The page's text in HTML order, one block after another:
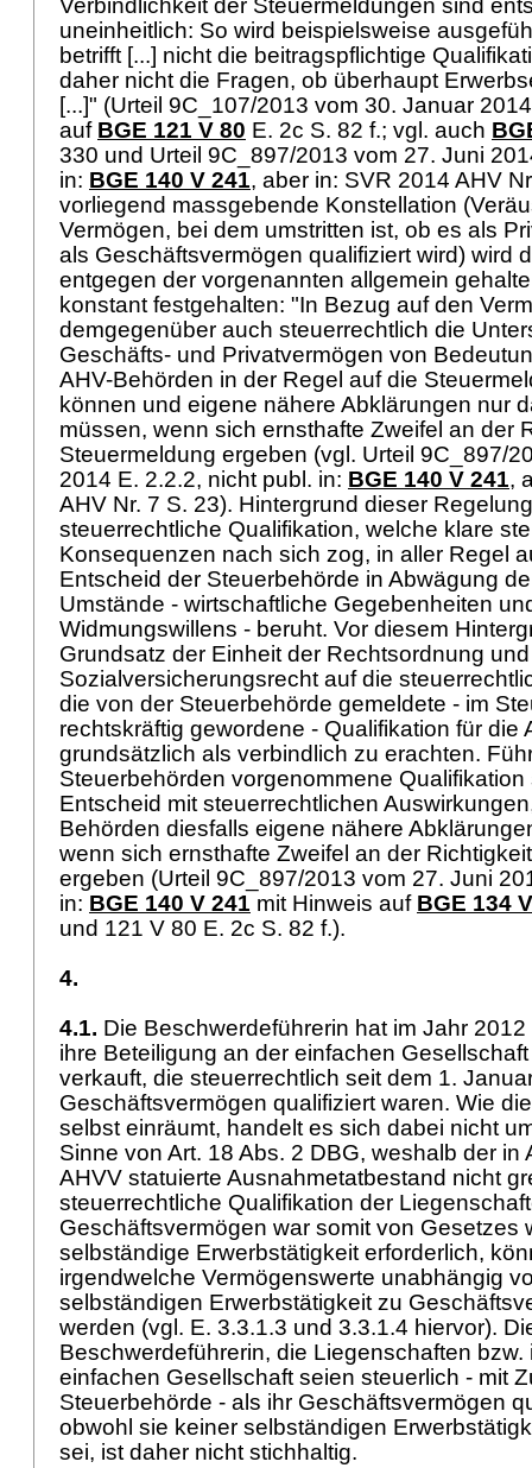
Verbindlichkeit der Steuermeldungen sind
uneinheitlich: So wird beispielsweise
betrifft [...] nicht die beitragspflichtige
daher nicht die Fragen, ob überhaupt
[...]" (Urteil 9C_107/2013 vom 30. Januar
auf BGE 121 V 80 E. 2c S. 82 f.; vgl. auch
330 und Urteil 9C_897/2013 vom 27. Juni
in: BGE 140 V 241, aber in: SVR 2014 AHV
vorliegend massgebende Konstellation
Vermögen, bei dem umstritten ist, ob es als
als Geschäftsvermögen qualifiziert wird) wird
entgegen der vorgenannten allgemein
konstant festgehalten: "In Bezug auf den
demgegenüber auch steuerrechtlich die
Geschäfts- und Privatvermögen von
AHV-Behörden in der Regel auf die
können und eigene nähere Abklärungen nur
müssen, wenn sich ernsthafte Zweifel an der
Steuermeldung ergeben (vgl. Urteil 9C_897/
2014 E. 2.2.2, nicht publ. in: BGE 140 V 241,
AHV Nr. 7 S. 23). Hintergrund dieser
steuerrechtliche Qualifikation, welche klare
Konsequenzen nach sich zog, in aller Regel
Entscheid der Steuerbehörde in Abwägung
Umstände - wirtschaftliche Gegebenheiten
Widmungswillens - beruht. Vor diesem
Grundsatz der Einheit der Rechtsordnung
Sozialversicherungsrecht auf die
die von der Steuerbehörde gemeldete - im
rechtskräftig gewordene - Qualifikation für die
grundsätzlich als verbindlich zu erachten.
Steuerbehörden vorgenommene
Entscheid mit steuerrechtlichen
Behörden diesfalls eigene nähere
wenn sich ernsthafte Zweifel an der
ergeben (Urteil 9C_897/2013 vom 27. Juni
in: BGE 140 V 241 mit Hinweis auf BGE 134
und 121 V 80 E. 2c S. 82 f.).
4.
4.1. Die Beschwerdeführerin hat im Jahr
ihre Beteiligung an der einfachen
verkauft, die steuerrechtlich seit dem 1.
Geschäftsvermögen qualifiziert waren. Wie
selbst einräumt, handelt es sich dabei nicht
Sinne von Art. 18 Abs. 2 DBG, weshalb der in
AHVV statuierte Ausnahmetatbestand nicht
steuerrechtliche Qualifikation der
Geschäftsvermögen war somit von Gesetzes
selbständige Erwerbstätigkeit erforderlich,
irgendwelche Vermögenswerte unabhängig
selbständigen Erwerbstätigkeit zu
werden (vgl. E. 3.3.1.3 und 3.3.1.4 hiervor).
Beschwerdeführerin, die Liegenschaften bzw.
einfachen Gesellschaft seien steuerlich - mit
Steuerbehörde - als ihr Geschäftsvermögen
obwohl sie keiner selbständigen
sei, ist daher nicht stichhaltig.